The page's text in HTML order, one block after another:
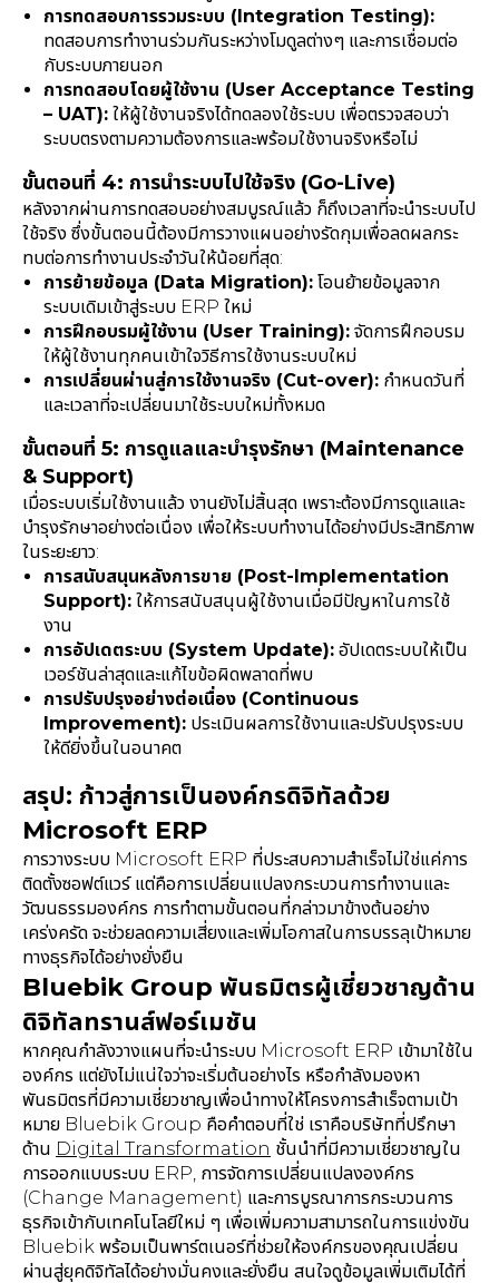
การทดสอบการรวมระบบ (Integration Testing):
ทดสอบการทำงานร่วมกันระหว่างโมดูลต่างๆ และการเชื่อมต่อ
กับระบบภายนอก
การทดสอบโดยผู้ใช้งาน (User Acceptance Testing
– UAT): ให้ผู้ใช้งานจริงได้ทดลองใช้ระบบ เพื่อตรวจสอบว่า
ระบบตรงตามความต้องการและพร้อมใช้งานจริงหรือไม่
ขั้นตอนที่ 4: การนำระบบไปใช้จริง (Go-Live)
หลังจากผ่านการทดสอบอย่างสมบูรณ์แล้ว ก็ถึงเวลาที่จะนำระบบไป
ใช้จริง ซึ่งขั้นตอนนี้ต้องมีการวางแผนอย่างรัดกุมเพื่อลดผลกระ
ทบต่อการทำงานประจำวันให้น้อยที่สุด:
การย้ายข้อมูล (Data Migration): โอนย้ายข้อมูลจาก
ระบบเดิมเข้าสู่ระบบ ERP ใหม่
การฝึกอบรมผู้ใช้งาน (User Training): จัดการฝึกอบรม
ให้ผู้ใช้งานทุกคนเข้าใจวิธีการใช้งานระบบใหม่
การเปลี่ยนผ่านสู่การใช้งานจริง (Cut-over): กำหนดวันที่
และเวลาที่จะเปลี่ยนมาใช้ระบบใหม่ทั้งหมด
ขั้นตอนที่ 5: การดูแลและบำรุงรักษา (Maintenance
& Support)
เมื่อระบบเริ่มใช้งานแล้ว งานยังไม่สิ้นสุด เพราะต้องมีการดูแลและ
บำรุงรักษาอย่างต่อเนื่อง เพื่อให้ระบบทำงานได้อย่างมีประสิทธิภาพ
ในระยะยาว:
การสนับสนุนหลังการขาย (Post-Implementation
Support): ให้การสนับสนุนผู้ใช้งานเมื่อมีปัญหาในการใช้
งาน
การอัปเดตระบบ (System Update): อัปเดตระบบให้เป็น
เวอร์ชันล่าสุดและแก้ไขข้อผิดพลาดที่พบ
การปรับปรุงอย่างต่อเนื่อง (Continuous
Improvement): ประเมินผลการใช้งานและปรับปรุงระบบ
ให้ดียิ่งขึ้นในอนาคต
สรุป: ก้าวสู่การเป็นองค์กรดิจิทัลด้วย
Microsoft ERP
การวางระบบ Microsoft ERP ที่ประสบความสำเร็จไม่ใช่แค่การ
ติดตั้งซอฟต์แวร์ แต่คือการเปลี่ยนแปลงกระบวนการทำงานและ
วัฒนธรรมองค์กร การทำตามขั้นตอนที่กล่าวมาข้างต้นอย่าง
เคร่งครัด จะช่วยลดความเสี่ยงและเพิ่มโอกาสในการบรรลุเป้าหมาย
ทางธุรกิจได้อย่างยั่งยืน
Bluebik Group พันธมิตรผู้เชี่ยวชาญด้าน
ดิจิทัลทรานส์ฟอร์เมชัน
หากคุณกำลังวางแผนที่จะนำระบบ Microsoft ERP เข้ามาใช้ใน
องค์กร แต่ยังไม่แน่ใจว่าจะเริ่มต้นอย่างไร หรือกำลังมองหา
พันธมิตรที่มีความเชี่ยวชาญเพื่อนำทางให้โครงการสำเร็จตามเป้า
หมาย Bluebik Group คือคำตอบที่ใช่ เราคือบริษัทที่ปรึกษา
ด้าน Digital Transformation ชั้นนำที่มีความเชี่ยวชาญใน
การออกแบบระบบ ERP, การจัดการเปลี่ยนแปลงองค์กร
(Change Management) และการบูรณาการกระบวนการ
ธุรกิจเข้ากับเทคโนโลยีใหม่ ๆ เพื่อเพิ่มความสามารถในการแข่งขัน
Bluebik พร้อมเป็นพาร์ตเนอร์ที่ช่วยให้องค์กรของคุณเปลี่ยน
ผ่านสู่ยุคดิจิทัลได้อย่างมั่นคงและยั่งยืน สนใจดูข้อมูลเพิ่มเติมได้ที่